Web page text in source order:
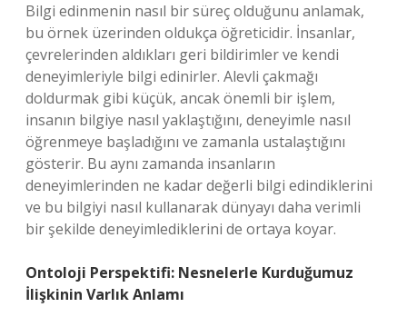
Bilgi edinmenin nasıl bir süreç olduğunu anlamak,
bu örnek üzerinden oldukça öğreticidir. İnsanlar,
çevrelerinden aldıkları geri bildirimler ve kendi
deneyimleriyle bilgi edinirler. Alevli çakmağı
doldurmak gibi küçük, ancak önemli bir işlem,
insanın bilgiye nasıl yaklaştığını, deneyimle nasıl
öğrenmeye başladığını ve zamanla ustalaştığını
gösterir. Bu aynı zamanda insanların
deneyimlerinden ne kadar değerli bilgi edindiklerini
ve bu bilgiyi nasıl kullanarak dünyayı daha verimli
bir şekilde deneyimlediklerini de ortaya koyar.
Ontoloji Perspektifi: Nesnelerle Kurduğumuz
İlişkinin Varlık Anlamı